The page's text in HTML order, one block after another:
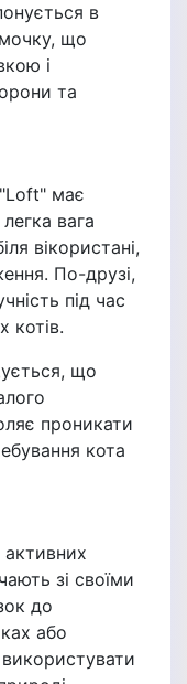
в
що
і
та
має
вага
вікористані,
По-друзі,
під час
котів.
що
проникати
кота
зі своїми
до
або